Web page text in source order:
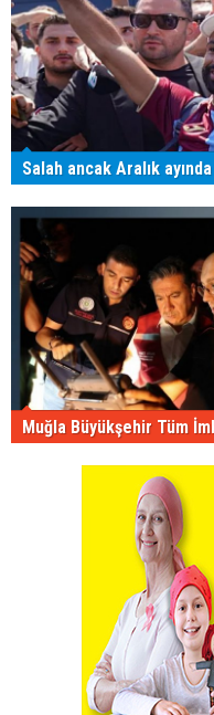
Salah ancak Aralık
Muğla Büyükşehir Tüm